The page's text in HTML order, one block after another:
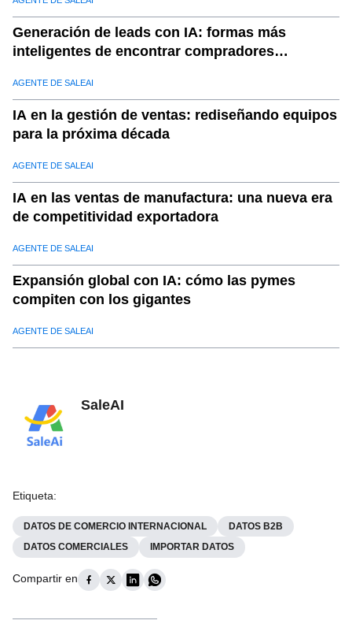
Generación de leads con IA: formas más
inteligentes de encontrar compradores
AGENTE DE SALEAI
IA en la gestión de ventas: rediseñando equipos
para la próxima década
AGENTE DE SALEAI
IA en las ventas de manufactura: una nueva era
de competitividad exportadora
AGENTE DE SALEAI
Expansión global con IA: cómo las pymes
compiten con los gigantes
AGENTE DE SALEAI
SaleAI
Etiqueta:
DATOS DE COMERCIO INTERNACIONAL
DATOS B2B
DATOS COMERCIALES
IMPORTAR DATOS
Compartir en